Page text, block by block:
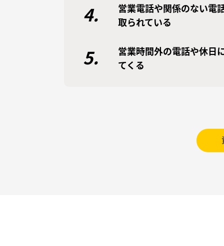
4.
営業電話や関係のない電
取られている
5.
営業時間外の電話や休日
てくる